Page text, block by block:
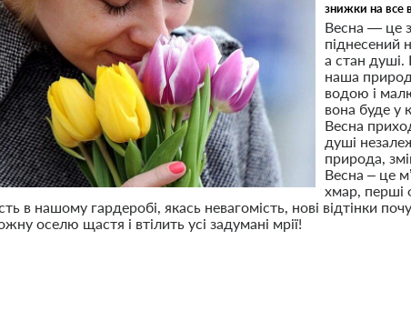
знижки на все
Весна — це
піднесений
а стан
наша
водою і
вона буде у
Весна
душі
природа,
Весна – це
хмар, перші
в нашому гардеробі, якась невагомість, нові відтінки
оселю щастя і втілить усі задумані мрії!